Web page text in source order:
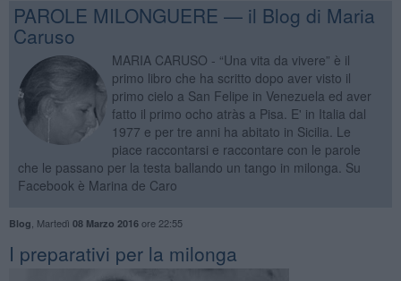
PAROLE MILONGUERE — il Blog di Maria
Caruso
MARIA CARUSO - “Una vita da vivere” è il
primo libro che ha scritto dopo aver visto il
primo cielo a San Felipe in Venezuela ed aver
fatto il primo ocho atràs a Pisa. E' in Italia dal
1977 e per tre anni ha abitato in Sicilia. Le
piace raccontarsi e raccontare con le parole
che le passano per la testa ballando un tango in milonga. Su
Facebook è Marina de Caro
Blog Martedì 08 Marzo 2016ore 22:55
I preparativi per la milonga